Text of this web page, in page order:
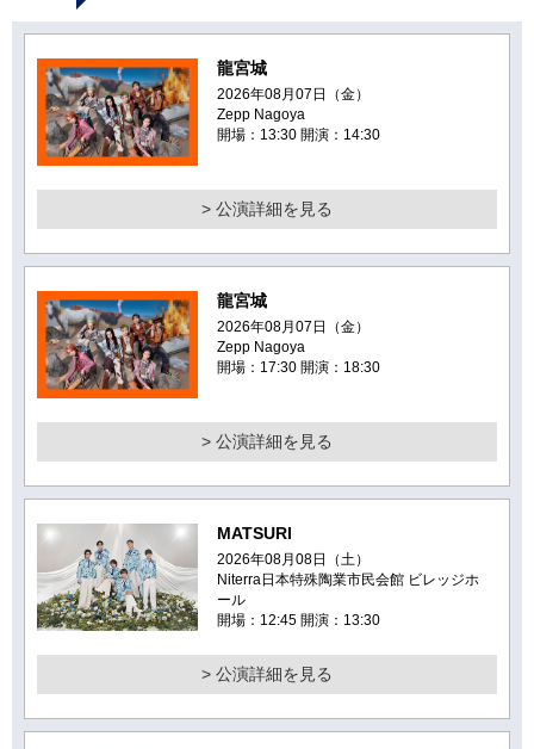
龍宮城
2026年08月07日（金）
Zepp Nagoya
開場：13:30 開演：14:30
> 公演詳細を見る
龍宮城
2026年08月07日（金）
Zepp Nagoya
開場：17:30 開演：18:30
> 公演詳細を見る
MATSURI
2026年08月08日（土）
Niterra日本特殊陶業市民会館 ビレッジホ
ール
開場：12:45 開演：13:30
> 公演詳細を見る